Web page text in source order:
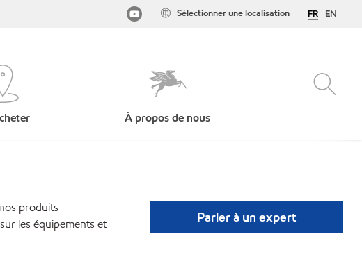
FR EN
Sélectionner une localisation
À propos de nous
produits
les équipements et
Parler à un expert